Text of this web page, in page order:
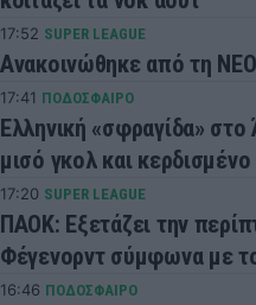
17:52 SUPER LEAGUE
Ανακοινώθηκε από τη
17:41 ΠΟΔΟΣΦΑΙΡΟ
Ελληνική «σφραγίδα»
μισό γκολ και
17:20 SUPER LEAGUE
ΠΑΟΚ: Εξετάζει την
Φέγενορντ σύμφωνα με
16:46 ΠΟΔΟΣΦΑΙΡΟ